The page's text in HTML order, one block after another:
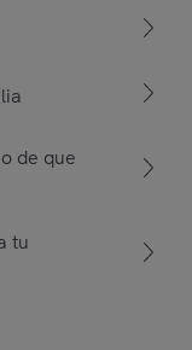
de que
tu